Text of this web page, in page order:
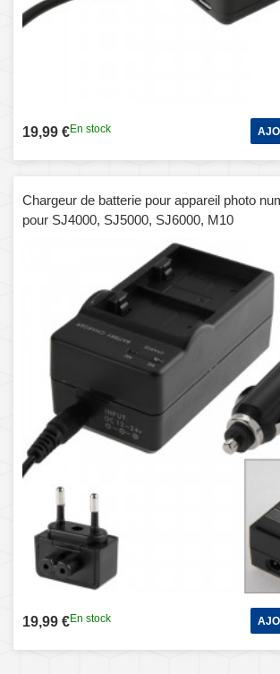
19,99 €En stock
Chargeur de batterie pour appareil photo
pour SJ4000, SJ5000, SJ6000, M10
19,99 €En stock